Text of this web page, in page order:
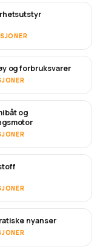
og forbruksvarer
og
nyanser